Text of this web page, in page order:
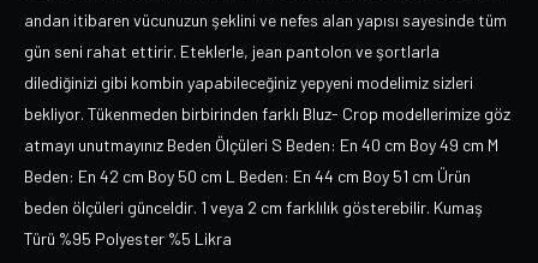
andan itibaren vücunuzun şeklini ve nefes alan yapısı sayesinde tüm
gün seni rahat ettirir. Eteklerle, jean pantolon ve şortlarla
dilediğinizi gibi kombin yapabileceğiniz yepyeni modelimiz sizleri
bekliyor. Tükenmeden birbirinden farklı Bluz- Crop modellerimize göz
atmayı unutmayınız Beden Ölçüleri S Beden: En 40 cm Boy 49 cm M
Beden: En 42 cm Boy 50 cm L Beden: En 44 cm Boy 51 cm Ürün
beden ölçüleri günceldir. 1 veya 2 cm farklılık gösterebilir. Kumaş
Türü %95 Polyester %5 Likra